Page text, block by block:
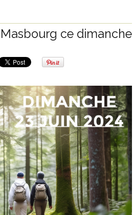
Masbourg ce dimanche